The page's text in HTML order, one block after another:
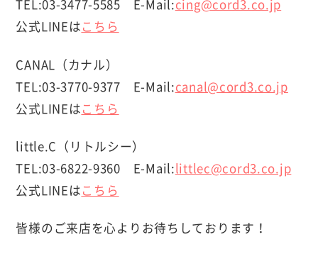
TEL:03-3477-5585 E-Mail:cing@cord3.co.jp
公式LINEは こちら
CANAL（カナル）
TEL:03-3770-9377 E-Mail:canal@cord3.co.jp
公式LINEは こちら
little.C（リトルシー）
TEL:03-6822-9360 E-Mail: littlec@cord3.co.jp
公式LINEは こちら
皆様のご来店を心よりお待ちしております！